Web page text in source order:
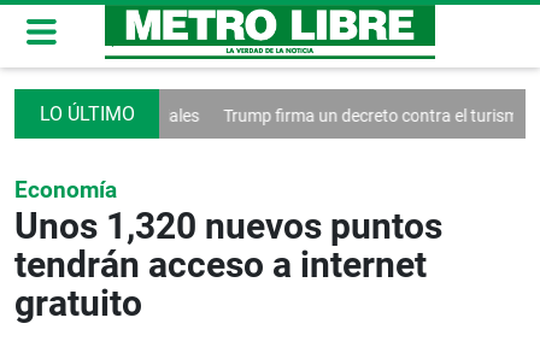
redes sociales Trump firma un decreto contra el turismo
Economía
Unos 1,320 nuevos puntos
tendrán acceso a internet
gratuito